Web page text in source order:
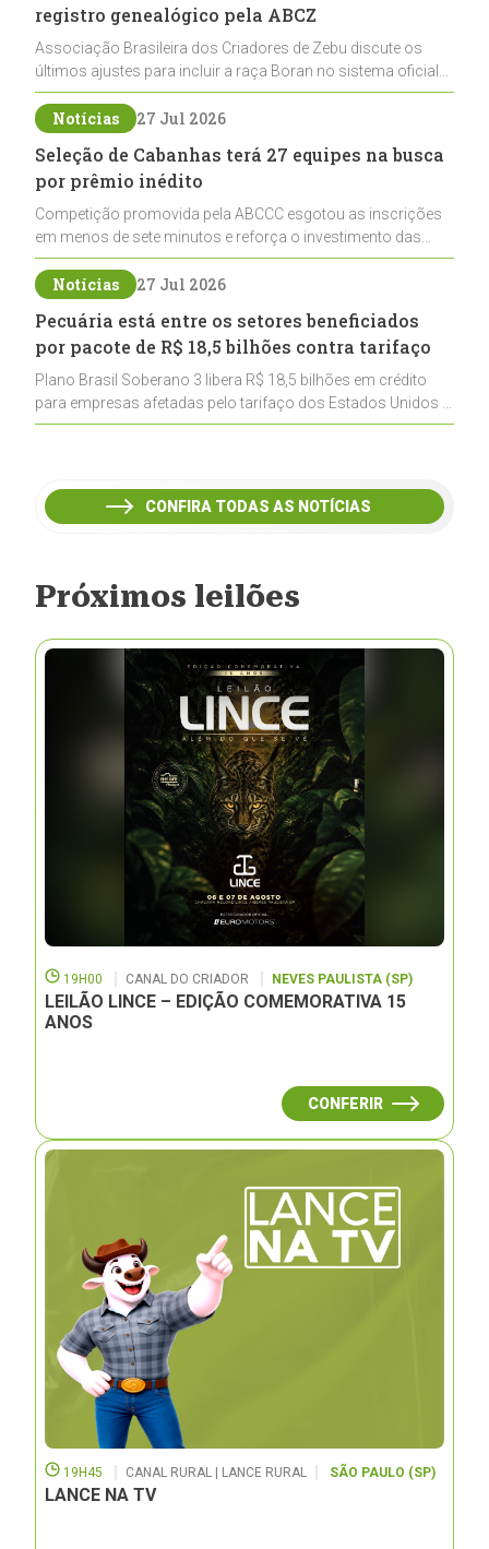
registro genealógico pela ABCZ
Associação Brasileira dos Criadores de Zebu discute os
últimos ajustes para incluir a raça Boran no sistema oficial
de registros, abrindo caminho para sua expansão na
pecuária nacional
Notícias 27 Jul 2026
Seleção de Cabanhas terá 27 equipes na busca
por prêmio inédito
Competição promovida pela ABCCC esgotou as inscrições
em menos de sete minutos e reforça o investimento das
cabanhas na seleção genética de Cavalos Crioulos voltados
ao laço
Notícias 27 Jul 2026
Pecuária está entre os setores beneficiados
por pacote de R$ 18,5 bilhões contra tarifaço
Plano Brasil Soberano 3 libera R$ 18,5 bilhões em crédito
para empresas afetadas pelo tarifaço dos Estados Unidos e
inclui a pecuária entre os setores estratégicos
CONFIRA TODAS AS NOTÍCIAS
Próximos leilões
19H00 CANAL DO CRIADOR NEVES PAULISTA (SP)
LEILÃO LINCE – EDIÇÃO COMEMORATIVA 15
ANOS
CONFERIR
19H45 CANAL RURAL | LANCE RURAL SÃO PAULO (SP)
LANCE NA TV